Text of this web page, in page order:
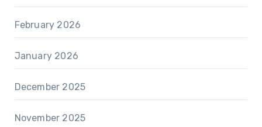
February 2026
January 2026
December 2025
November 2025